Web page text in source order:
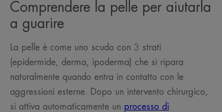
Comprendere la pelle per aiutarla
a guarire
La pelle è come uno scudo con 3 strati
(epidermide, derma, ipoderma) che si ripara
naturalmente quando entra in contatto con le
aggressioni esterne. Dopo un intervento chirurgico,
si attiva automaticamente un processo di